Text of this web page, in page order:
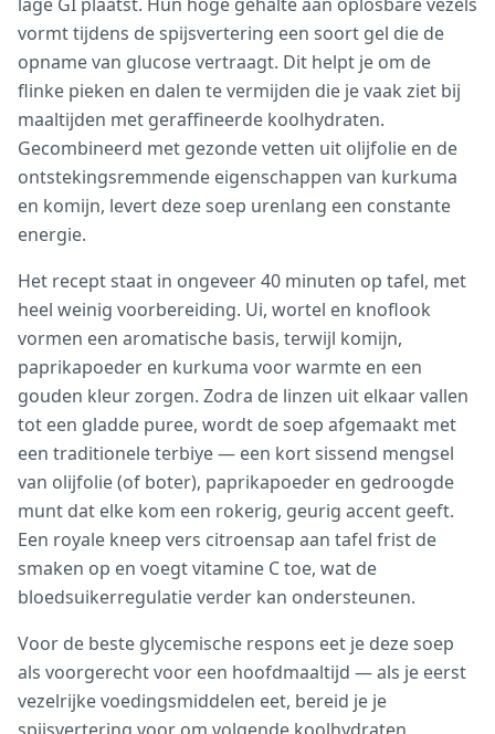
vormt tijdens de spijsvertering een soort gel die de
opname van glucose vertraagt. Dit helpt je om de
flinke pieken en dalen te vermijden die je vaak ziet bij
maaltijden met geraffineerde koolhydraten.
Gecombineerd met gezonde vetten uit olijfolie en de
ontstekingsremmende eigenschappen van kurkuma
en komijn, levert deze soep urenlang een constante
energie.
Het recept staat in ongeveer 40 minuten op tafel, met
heel weinig voorbereiding. Ui, wortel en knoflook
vormen een aromatische basis, terwijl komijn,
paprikapoeder en kurkuma voor warmte en een
gouden kleur zorgen. Zodra de linzen uit elkaar vallen
tot een gladde puree, wordt de soep afgemaakt met
een traditionele terbiye — een kort sissend mengsel
van olijfolie (of boter), paprikapoeder en gedroogde
munt dat elke kom een rokerig, geurig accent geeft.
Een royale kneep vers citroensap aan tafel frist de
smaken op en voegt vitamine C toe, wat de
bloedsuikerregulatie verder kan ondersteunen.
Voor de beste glycemische respons eet je deze soep
als voorgerecht voor een hoofdmaaltijd — als je eerst
vezelrijke voedingsmiddelen eet, bereid je je